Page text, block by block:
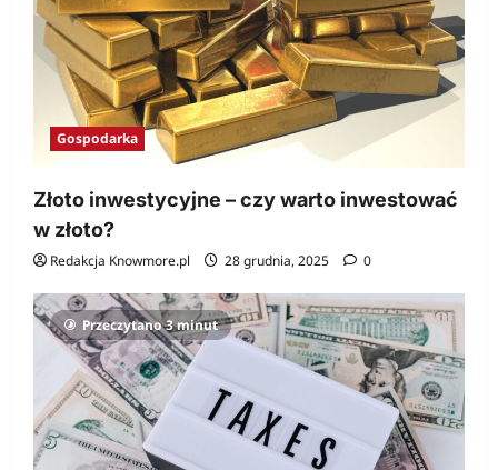
Gospodarka
Złoto inwestycyjne – czy warto inwestować
w złoto?
Redakcja Knowmore.pl 28 grudnia, 2025 0
Przeczytano 3 minut